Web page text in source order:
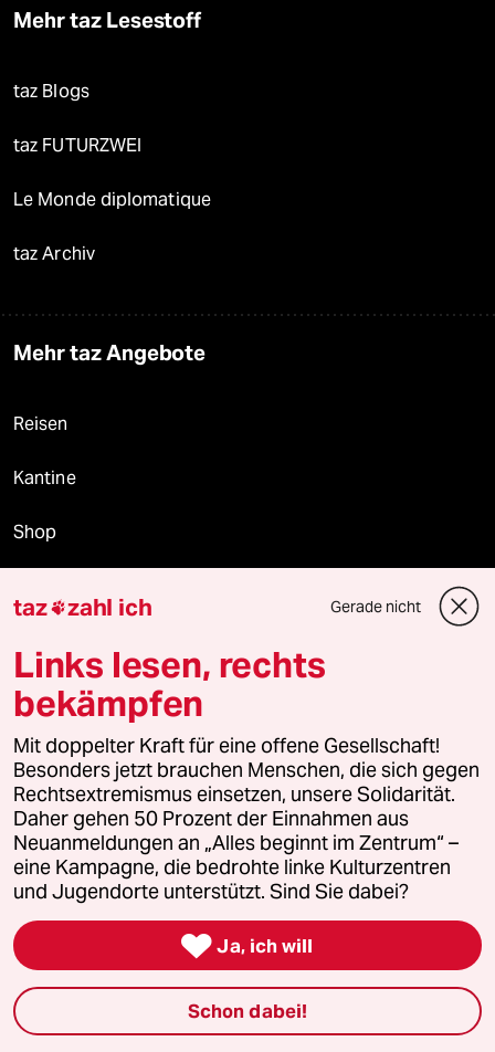
Mehr taz Lesestoff
taz Blogs
taz FUTURZWEI
Le Monde diplomatique
taz Archiv
Mehr taz Angebote
Reisen
Kantine
Shop
Fragen & Hilfe
Feedback
Aboservice
ePaper Login
© 2026 taz Verlags und Vertriebs GmbH
Alle Rechte vorbehalten. Bei rechtlichen Fragen oder für Genehmigungen
taz zahl ich Gerade nicht
Links lesen, rechts
bekämpfen
Mit doppelter Kraft für eine offene Gesellschaft!
Besonders jetzt brauchen Menschen, die sich gegen
Rechtsextremismus einsetzen, unsere Solidarität.
Daher gehen 50 Prozent der Einnahmen aus
Neuanmeldungen an „Alles beginnt im Zentrum“ –
eine Kampagne, die bedrohte linke Kulturzentren
und Jugendorte unterstützt. Sind Sie dabei?
 Ja, ich will
Schon dabei!